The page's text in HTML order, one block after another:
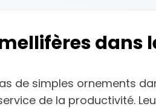
dans
de simples ornements
de la productivité.